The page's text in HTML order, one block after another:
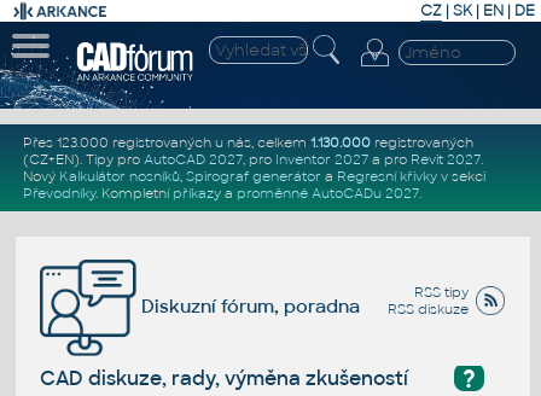
CZ | SK| EN | DE
Přes 123.000 registrovaných u nás, celkem 1.130.000registrovaných
(CZ+EN). Tipy pro AutoCAD 2027, pro Inventor 2027a pro Revit 2027.
Nový Kalkulátor nosníků, Spirograf generátor a Regresní křivkyv sekci
Převodníky. Kompletní příkazya proměnné AutoCADu 2027.
RSS tipy
RSS diskuze
Diskuzní fórum, poradna
?
CAD diskuze, rady, výměna zkušeností